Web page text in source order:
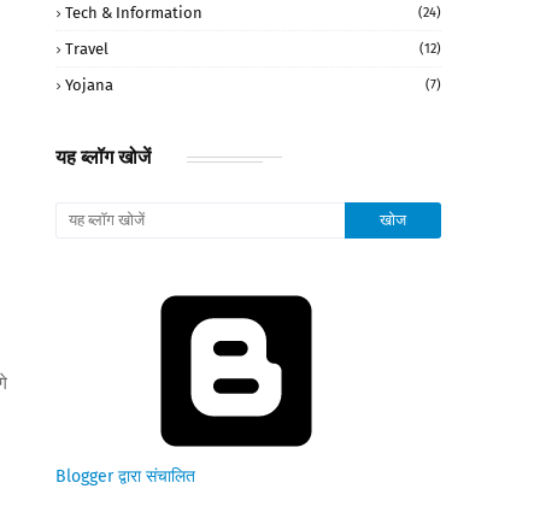
Tech & Information (24)
Travel (12)
Yojana (7)
यह ब्लॉग खोजें
Blogger द्वारा संचालित